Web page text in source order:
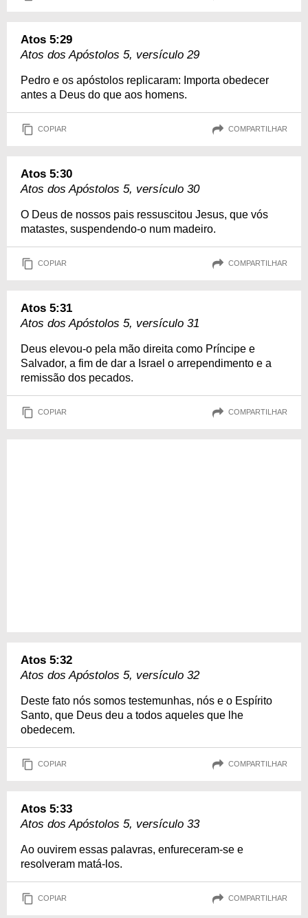
Atos 5:29
Atos dos Apóstolos 5, versículo 29
Pedro e os apóstolos replicaram: Importa obedecer
antes a Deus do que aos homens.
COPIAR COMPARTILHAR
Atos 5:30
Atos dos Apóstolos 5, versículo 30
O Deus de nossos pais ressuscitou Jesus, que vós
matastes, suspendendo-o num madeiro.
COPIAR COMPARTILHAR
Atos 5:31
Atos dos Apóstolos 5, versículo 31
Deus elevou-o pela mão direita como Príncipe e
Salvador, a fim de dar a Israel o arrependimento e a
remissão dos pecados.
COPIAR COMPARTILHAR
Atos 5:32
Atos dos Apóstolos 5, versículo 32
Deste fato nós somos testemunhas, nós e o Espírito
Santo, que Deus deu a todos aqueles que lhe
obedecem.
COPIAR COMPARTILHAR
Atos 5:33
Atos dos Apóstolos 5, versículo 33
Ao ouvirem essas palavras, enfureceram-se e
resolveram matá-los.
COPIAR COMPARTILHAR